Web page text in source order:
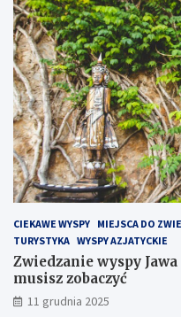
a
P
ó
ł
w
y
s
p
i
e
H
e
s
k
i
m
?
CIEKAWE WYSPY MIEJSCA DO
TURYSTYKA WYSPY AZJATYCKIE
Zwiedzanie wyspy
musisz zobaczyć
11 grudnia 2025